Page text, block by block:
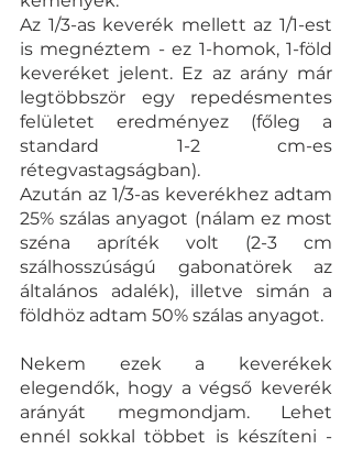
Az 1/3-as keverék mellett az 1/1-est
is megnéztem - ez 1-homok, 1-föld
keveréket jelent. Ez az arány már
legtöbbször egy repedésmentes
felületet eredményez (főleg a
standard 1-2 cm-es
rétegvastagságban).
Azután az 1/3-as keverékhez adtam
25% szálas anyagot (nálam ez most
széna apríték volt (2-3 cm
szálhosszúságú gabonatörek az
általános adalék), illetve simán a
földhöz adtam 50% szálas anyagot.
Nekem ezek a keverékek
elegendők, hogy a végső keverék
arányát megmondjam. Lehet
ennél sokkal többet is készíteni -